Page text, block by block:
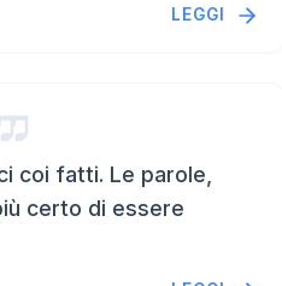
LEGGI
coi fatti. Le parole,
certo di essere